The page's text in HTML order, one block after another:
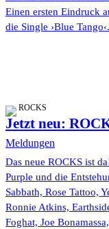
Einen ersten Eindruck
die Single ›Blue Tango‹.
ROCKS
Jetzt neu:
Meldungen
Das neue ROCKS ist
Purple und die
Sabbath, Rose Tattoo,
Ronnie Atkins,
Foghat, Joe